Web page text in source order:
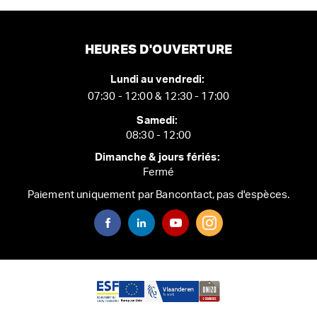
HEURES D'OUVERTURE
Lundi au vendredi:
07:30 - 12:00 & 12:30 - 17:00
Samedi:
08:30 - 12:00
Dimanche & jours fériés:
Fermé
Paiement uniquement par Bancontact, pas d'espèces.